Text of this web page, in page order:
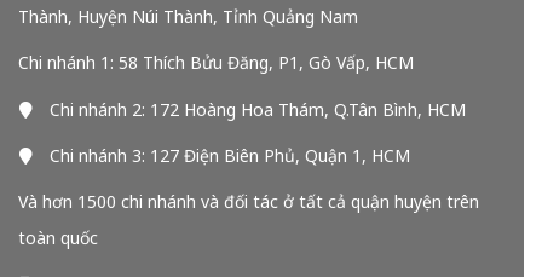
Thành, Huyện Núi Thành, Tỉnh Quảng Nam
Chi nhánh 1: 58 Thích Bửu Đăng, P1, Gò Vấp, HCM
Chi nhánh 2: 172 Hoàng Hoa Thám, Q.Tân Bình, HCM
Chi nhánh 3: 127 Điện Biên Phủ, Quận 1, HCM
Và hơn 1500 chi nhánh và đối tác ở tất cả quận huyện trên
toàn quốc